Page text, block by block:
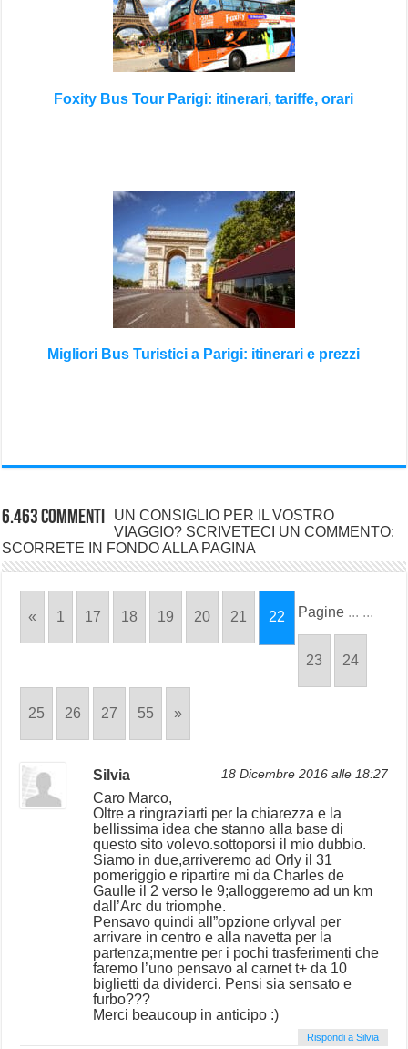
Foxity Bus Tour Parigi: itinerari, tariffe, orari
Migliori Bus Turistici a Parigi: itinerari e prezzi
6.463 commenti
UN CONSIGLIO PER IL VOSTRO
VIAGGIO? SCRIVETECI UN COMMENTO:
SCORRETE IN FONDO ALLA PAGINA
Pagine
« 1 ...
17 18 19 20 21 22
23 24
25 26 27
...
55 »
Silvia 18 Dicembre 2016 alle 18:27
Caro Marco,
Oltre a ringraziarti per la chiarezza e la
bellissima idea che stanno alla base di
questo sito volevo.sottoporsi il mio dubbio.
Siamo in due,arriveremo ad Orly il 31
pomeriggio e ripartire mi da Charles de
Gaulle il 2 verso le 9;alloggeremo ad un km
dall’Arc du triomphe.
Pensavo quindi all”opzione orlyval per
arrivare in centro e alla navetta per la
partenza;mentre per i pochi trasferimenti che
faremo l’uno pensavo al carnet t+ da 10
biglietti da dividerci. Pensi sia sensato e
furbo???
Merci beaucoup in anticipo :)
Rispondi a Silvia